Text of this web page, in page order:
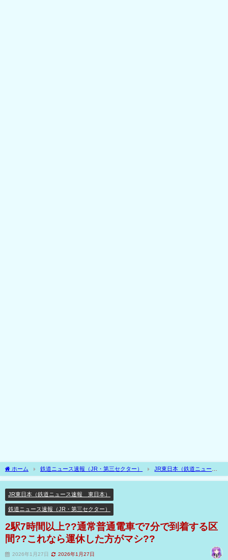
ホーム 鉄道ニュース速報（JR・第三セクター）
JR東日本（鉄道ニュース
速報 東日本）
2駅7時間以上??通常普通電車で7分で到着する区間??これなら運
JR東日本（鉄道ニュース速報 東日本）
鉄道ニュース速報（JR・第三セクター）
2駅7時間以上??通常普通電車で7分で到着する区
間??これなら運休した方がマシ??
2026年1月27日 2026年1月27日